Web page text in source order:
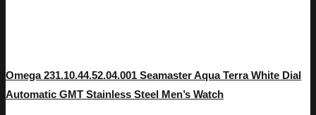
Omega 231.10.44.52.04.001 Seamaster Aqua Terra White Dial
Automatic GMT Stainless Steel Men’s Watch